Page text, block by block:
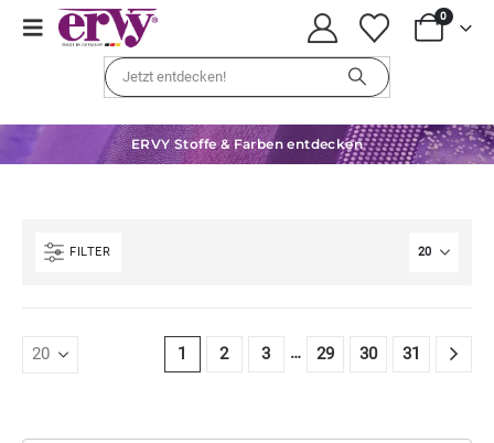
0
ERVY Stoffe & Farben entdecken
FILTER
1 2 3 … 29 30 31